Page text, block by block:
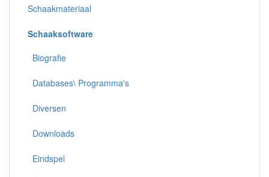
Schaakmateriaal
Schaaksoftware
Biografie
Databases\ Programma's
Diversen
Downloads
Eindspel